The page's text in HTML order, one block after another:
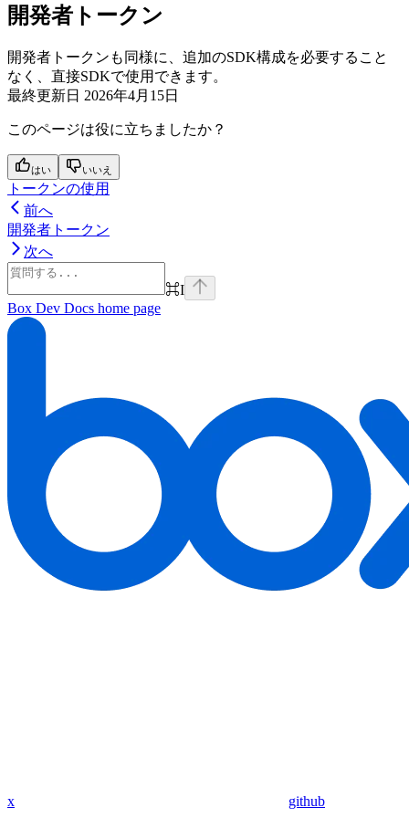
開発者トークン
開発者トークンも同様に、追加のSDK構成を必要すること
なく、直接SDKで使用できます。
最終更新日 2026年4月15日
このページは役に立ちましたか？
はい いいえ
トークンの使用
前へ
開発者トークン
次へ
⌘I
Box Dev Docs home page
x github